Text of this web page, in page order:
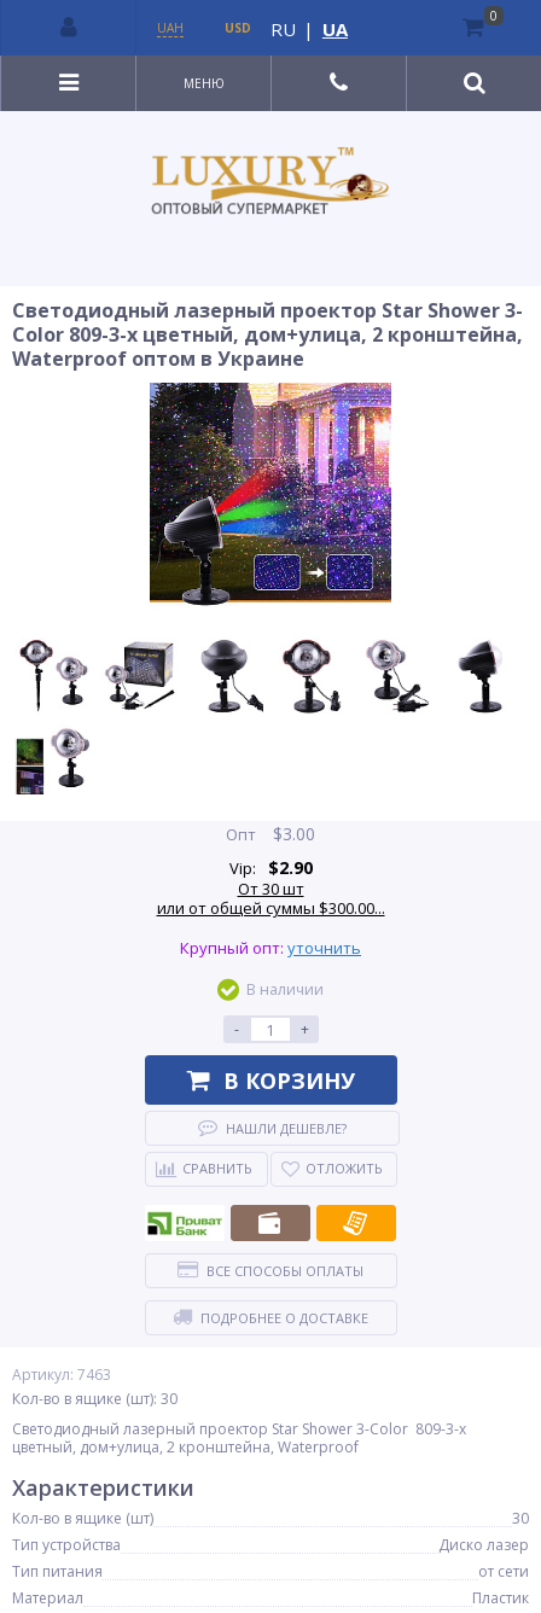
МЕНЮ
Светодиодный лазерный проектор Star Shower 3-
Color 809-3-х цветный, дом+улица, 2 кронштейна,
Waterproof оптом в Украине
Артикул: 7463
Кол-во в ящике (шт): 30
Светодиодный лазерный проектор Star Shower 3-Color 809-3-х
цветный, дом+улица, 2 кронштейна, Waterproof
Опт $3.00
Vip: $2.90
От 30 шт
или от общей суммы $300.00...
Крупный опт: уточнить
В наличии
-
+
В КОРЗИНУ
НАШЛИ ДЕШЕВЛЕ?
СРАВНИТЬ ОТЛОЖИТЬ
ВСЕ СПОСОБЫ ОПЛАТЫ
ПОДРОБНЕЕ О ДОСТАВКЕ
Характеристики
Кол-во в ящике (шт)
30
Тип устройства
Диско лазер
Тип питания
от сети
Материал
Пластик
UAH USD RU | UA
0